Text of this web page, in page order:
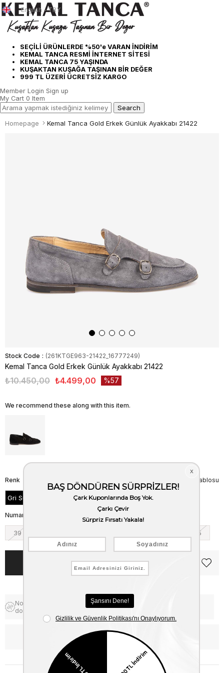
SEÇİLİ ÜRÜNLERDE %50'e VARAN İNDİRİM
KEMAL TANCA RESMİ İNTERNET SİTESİ
KEMAL TANCA 75 YAŞINDA
KUŞAKTAN KUŞAĞA TAŞINAN BİR DEĞER
999 TL ÜZERİ ÜCRETSİZ KARGO
English - TRY
Member Login Sign up
My Cart 0 Item
Homepage Kemal Tanca Gold Erkek Günlük Ayakkabı 21422
Stock Code (261KTGE963-21422_16777249)
Kemal Tanca Gold Erkek Günlük Ayakkabı 21422
₺10.450,00 ₺4.499,00 57
We recommend these along with this item.
Beden Tablosu
Renk
Gri Süet
Numara
39 45
Notify me when the price goes
down
WhatsApp’tan Bilgi Al